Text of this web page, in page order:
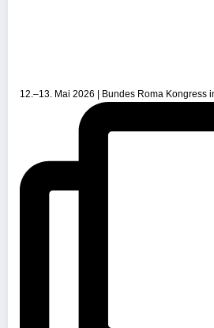
12.–13. Mai 2026 | Bundes Roma Kongress